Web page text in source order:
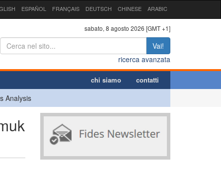
ESPAÑOL FRANÇAIS DEUTSCH CHINESE ARABIC
sabato, 8 agosto 2026 [GMT +1]
Vai!
ricerca avanzata
chi siamo contatti
Analysis